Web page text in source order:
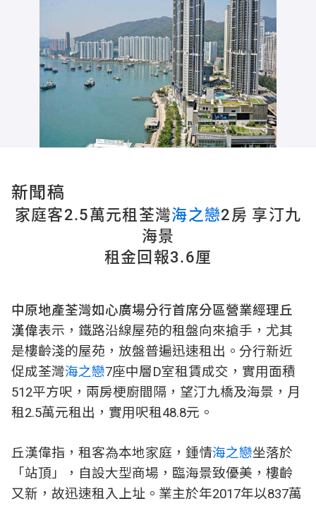
中原城市大型屋苑領先指數 (07/08/2026)161.11
比上月
0.11%
中原城市領先指數 CCL (07/08/2026) 159.82
比上週
0.06% 比上月 0.18%
新聞稿
家庭客2.5萬元租荃灣海之戀2房 享汀九
海景
租金回報3.6厘
中原地產荃灣如心廣場分行首席分區營業經理丘
漢偉表示，鐵路沿線屋苑的租盤向來搶手，尤其
是樓齡淺的屋苑，放盤普遍迅速租出。分行新近
促成荃灣海之戀7座中層D室租賃成交，實用面積
512平方呎，兩房梗廚間隔，望汀九橋及海景，月
租2.5萬元租出，實用呎租48.8元。
丘漢偉指，租客為本地家庭，鍾情海之戀坐落於
「站頂」，自設大型商場，臨海景致優美，樓齡
又新，故迅速租入上址。業主於年2017年以837萬